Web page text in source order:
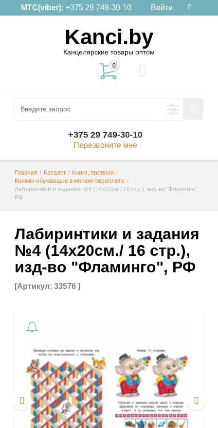
МТС(viber): +375 29 749-30-10 Войти
Kanci.by
Канцелярские товары оптом
0
+375 29 749-30-10
Перезвоните мне
Главная / Каталог / Книги, прописи /
Книжки обучающие в мягком переплете /
Лабиринтики и задания №4 (14х20см./ 16 стр.), изд-во "Фламинго",
РФ
Лабиринтики и задания
№4 (14х20см./ 16 стр.),
изд-во "Фламинго", РФ
[Артикул: 33576 ]